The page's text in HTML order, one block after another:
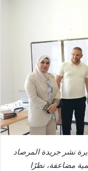
نشر جريدة المرصاد
مضاعفة، نظرًا